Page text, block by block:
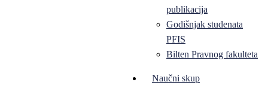
publikacija
Godišnjak studenata
PFIS
Bilten Pravnog fakulteta
Naučni skup